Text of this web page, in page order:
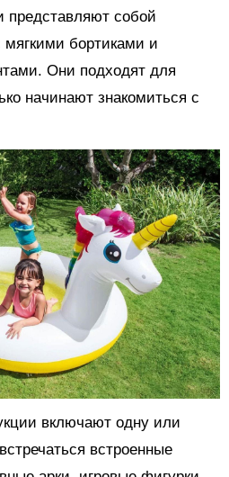
собой
мягкими бортиками и
Они подходят для
начинают знакомиться с
включают одну или
встроенные